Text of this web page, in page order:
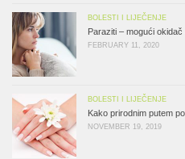
BOLESTI I LIJEČENJE
Paraziti – mogući
FEBRUARY 11, 2020
BOLESTI I LIJEČENJE
Kako prirodnim putem
NOVEMBER 19, 2019